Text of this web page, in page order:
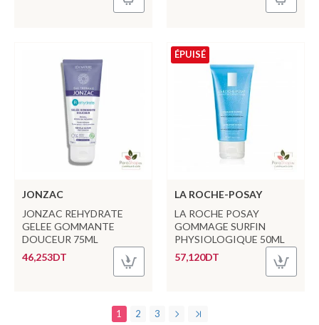
JONZAC
JONZAC REHYDRATE
GELEE GOMMANTE
DOUCEUR 75ML
46,253DT
ÉPUISÉ
LA ROCHE-POSAY
LA ROCHE POSAY
GOMMAGE SURFIN
PHYSIOLOGIQUE 50ML
57,120DT
1 2
3